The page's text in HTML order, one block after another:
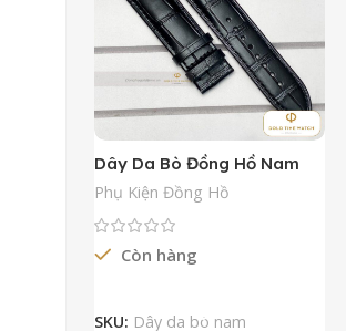
Dây Da Bò Đồng Hồ Nam
Phụ Kiện Đồng Hồ
Còn hàng
SKU: Dây da bò nam